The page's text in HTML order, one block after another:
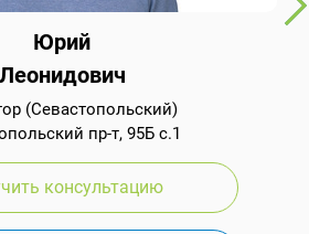
Юрий
Леонидович
(Севастопольский)
пр-т, 95Б с.1
консультацию